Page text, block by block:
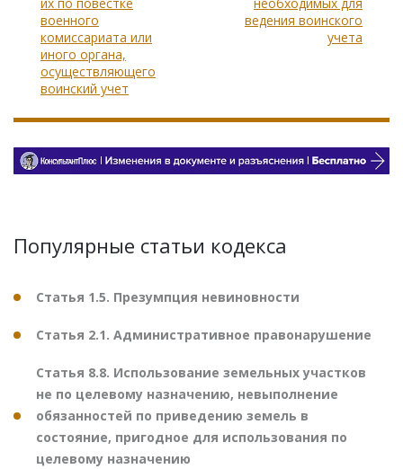
военного
комиссариата или
иного органа,
осуществляющего
воинский учет
ведения воинского
учета
Популярные статьи кодекса
Статья 1.5. Презумпция невиновности
Статья 2.1. Административное правонарушение
Статья 8.8. Использование земельных участков
не по целевому назначению, невыполнение
обязанностей по приведению земель в
состояние, пригодное для использования по
целевому назначению